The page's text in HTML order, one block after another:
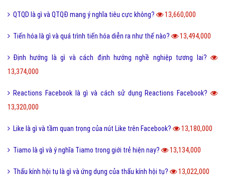
QTQD là gì và QTQĐ mang ý nghĩa tiêu cực không? 13,660,000
Tiến hóa là gì và quá trình tiến hóa diễn ra như thế nào? 13,494,000
Định hướng là gì và cách định hướng nghề nghiệp tương lai?
13,374,000
Reactions Facebook là gì và cách sử dụng Reactions Facebook?
13,320,000
Like là gì và tầm quan trọng của nút Like trên Facebook? 13,180,000
Tiamo là gì và ý nghĩa Tiamo trong giới trẻ hiện nay? 13,134,000
Thấu kính hội tụ là gì và ứng dụng của thấu kính hội tụ? 13,022,000